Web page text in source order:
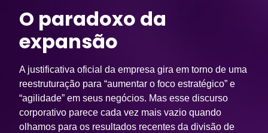
O paradoxo da
expansão
A justificativa oficial da empresa gira em torno de uma
reestruturação para “aumentar o foco estratégico” e
“agilidade” em seus negócios. Mas esse discurso
corporativo parece cada vez mais vazio quando
olhamos para os resultados recentes da divisão de